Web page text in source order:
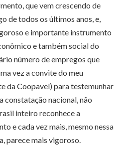
que vem crescendo de
de todos os últimos anos, e,
e importante instrumento
e também social do
número de empregos que
vez a convite do meu
da Coopavel) para testemunhar
constatação nacional, não
inteiro reconhece a
e cada vez mais, mesmo nessa
parece mais vigoroso.